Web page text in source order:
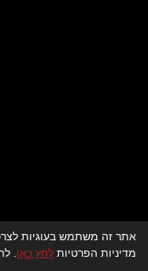
לדף הבית
מגזין
אתר זה משתמש בעוגיות
מדיניות הפרטיות לחץ כאן .